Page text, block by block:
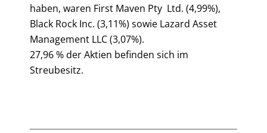
haben, waren First Maven Pty Ltd. (4,99%),
Black Rock Inc. (3,11%) sowie Lazard Asset
Management LLC (3,07%).
27,96 % der Aktien befinden sich im
Streubesitz.